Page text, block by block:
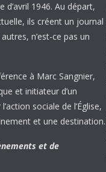
1946. Au départ,
ils créent un journal
n’est-ce pas un
à Marc Sangnier,
et initiateur d’un
sociale de l’Église,
et une destination.
et de